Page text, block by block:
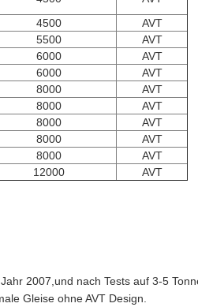
4500
AVT
5500
AVT
6000
AVT
6000
AVT
8000
AVT
8000
AVT
8000
AVT
8000
AVT
8000
AVT
12000 AVT
2007,und nach Tests auf 3-5
Gleise ohne AVT Design.